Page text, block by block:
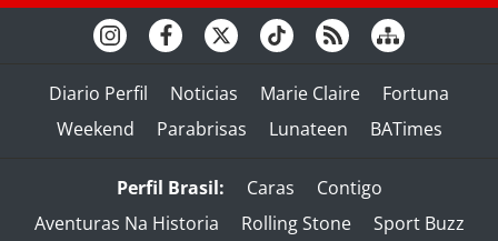
Diario Perfil Noticias Marie Claire
Fortuna
Weekend
Parabrisas Lunateen BATimes
Perfil Brasil: Caras
Contigo
Aventuras Na Historia
Rolling Stone Sport Buzz